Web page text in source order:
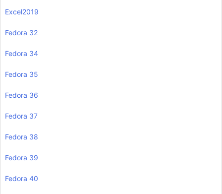
Excel2019
Fedora 32
Fedora 34
Fedora 35
Fedora 36
Fedora 37
Fedora 38
Fedora 39
Fedora 40